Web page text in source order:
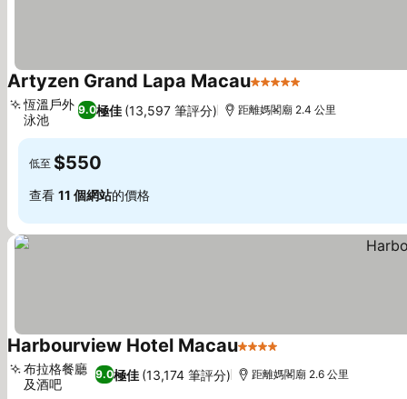
Artyzen Grand Lapa Macau5 星級
9.0極佳 (13,597 筆評分)
恆溫戶外
泳池
距離媽閣廟 2.4 公里
低至 $550
查看 11 個網站的價格
Harbourview Hotel Macau4 星級
9.0極佳 (13,174 筆評分)
布拉格餐廳
及酒吧
距離媽閣廟 2.6 公里